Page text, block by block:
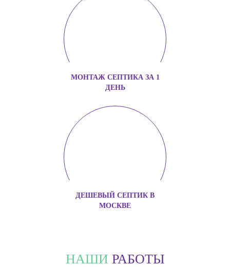
МОНТАЖ СЕПТИКА ЗА 1
ДЕНЬ
ДЕШЕВЫЙ СЕПТИК В
МОСКВЕ
НАШИ РАБОТЫ